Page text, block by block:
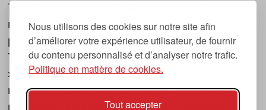
Nous utilisons des cookies sur notre site afin
d’améliorer votre expérience utilisateur, de fournir
du contenu personnalisé et d’analyser notre trafic.
Politique en matière de cookies.
Tout accepter
Tsugi est un mensuel indépendant sur la
musique et les nouvelles tendances, dont la
première parution date de 2007.
Tsugi en japonais signifie « prochain », « suivant
», ce qui correspond à la thématique du
magazine, à l’affût des nouvelles tendances
musicales, qu’elles viennent de la musique